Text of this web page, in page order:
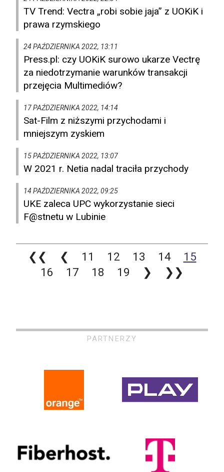
TV Trend: Vectra „robi sobie jaja” z UOKiK i
prawa rzymskiego
24 PAŹDZIERNIKA 2022, 13:11
Press.pl: czy UOKiK surowo ukarze Vectrę
za niedotrzymanie warunków transakcji
przejęcia Multimediów?
17 PAŹDZIERNIKA 2022, 14:14
Sat-Film z niższymi przychodami i
mniejszym zyskiem
15 PAŹDZIERNIKA 2022, 13:07
W 2021 r. Netia nadal traciła przychody
14 PAŹDZIERNIKA 2022, 09:25
UKE zaleca UPC wykorzystanie sieci
F@stnetu w Lubinie
❮❮ ❮ 11 12 13 14
15
16
17 18 19 ❯ ❯❯
PARTNERZY